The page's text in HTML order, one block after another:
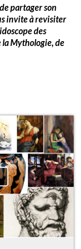
partager son
invite à revisiter
des
la Mythologie, de